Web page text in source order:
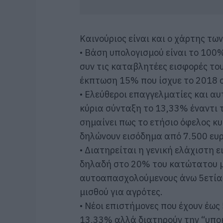
Καινούριος είναι και ο χάρτης
• Βάση υπολογισμού είναι το
συν τις καταβλητέες εισφορές
έκπτωση 15% που ίσχυε το 2018
• Ελεύθεροι επαγγελματίες και
κύρια σύνταξη το 13,33%
σημαίνει πως το ετήσιο όφελος
δηλώνουν εισόδημα από 7.500
• Διατηρείται η γενική
δηλαδή στο 20% του κατώτατου
αυτοαπασχολούμενους άνω
μισθού για αγρότες.
• Νέοι επιστήμονες που έχουν
13,33% αλλά διατηρούν την